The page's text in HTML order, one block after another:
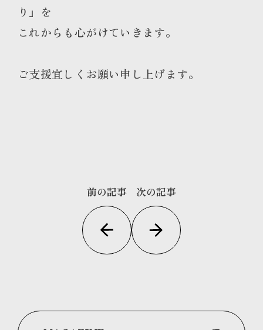
り』を
これからも心がけていきます。
ご支援宜しくお願い申し上げます。
前の記事 次の記事